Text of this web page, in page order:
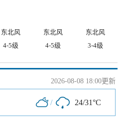
东北风 东北风
东北风
4-5级 4-5级 3-4级
2026-08-08 18:00更新
/ 24/31°C